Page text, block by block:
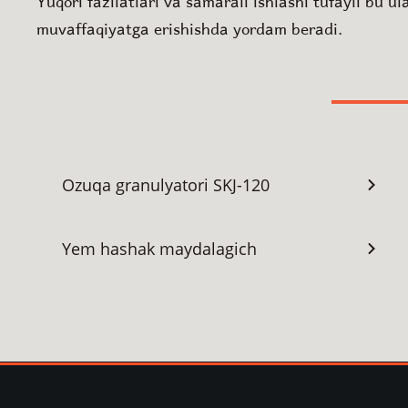
muvaffaqiyatga erishishda yordam beradi.
Ozuqa granulyatori SKJ-120
Yem hashak maydalagich